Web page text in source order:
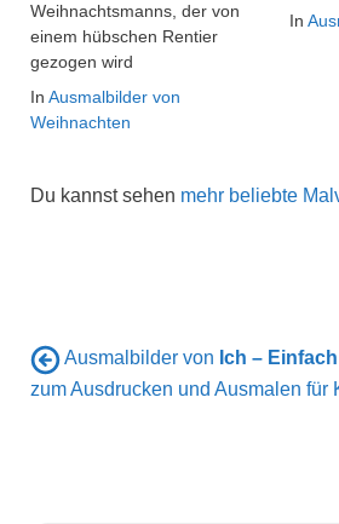
Weihnachtsmanns, der von
einem hübschen Rentier
gezogen wird
In Ausmalbilder von
Weihnachten
In
Du kannst sehen mehr beliebte
Ausmalbilder von Ich –
zum Ausdrucken und Ausmalen für